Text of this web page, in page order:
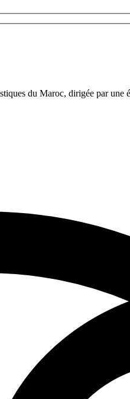
du Maroc, dirigée par